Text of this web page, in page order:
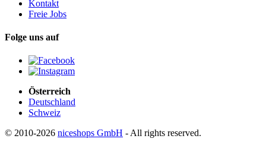
Kontakt
Freie Jobs
Folge uns auf
Österreich
Deutschland
Schweiz
© 2010-2026 niceshops GmbH - All rights reserved.